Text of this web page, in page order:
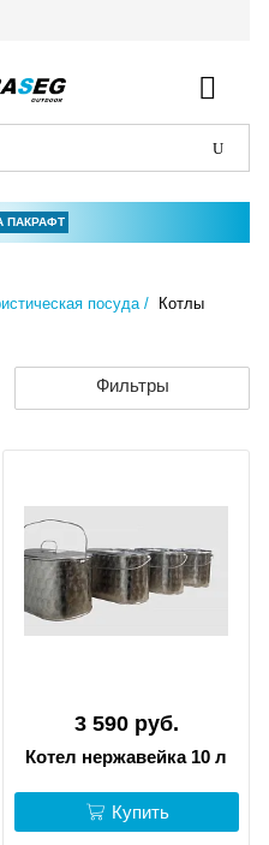
ПАКРАФТ
посуда Котлы
Фильтры
3 590 руб.
Котел нержавейка 10 л
Купить